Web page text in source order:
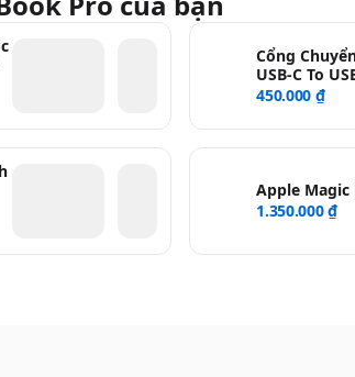
Cổng
USB-C To
450.000 ₫
Apple Magic
1.350.000 ₫